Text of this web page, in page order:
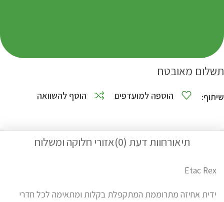
תשלום מאובטח
שיתוף: הוספה למועדפים הוסף להשוואה
תיאורחוות דעת (0) אזורי חלוקה ומשלוח
Etac Rex
ידית אחיזה מתרוממת המתקפלת בקלות ומתאימה לכל חדרי